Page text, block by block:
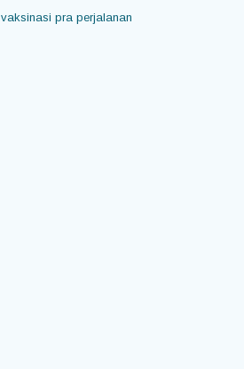
vaksinasi pra perjalanan